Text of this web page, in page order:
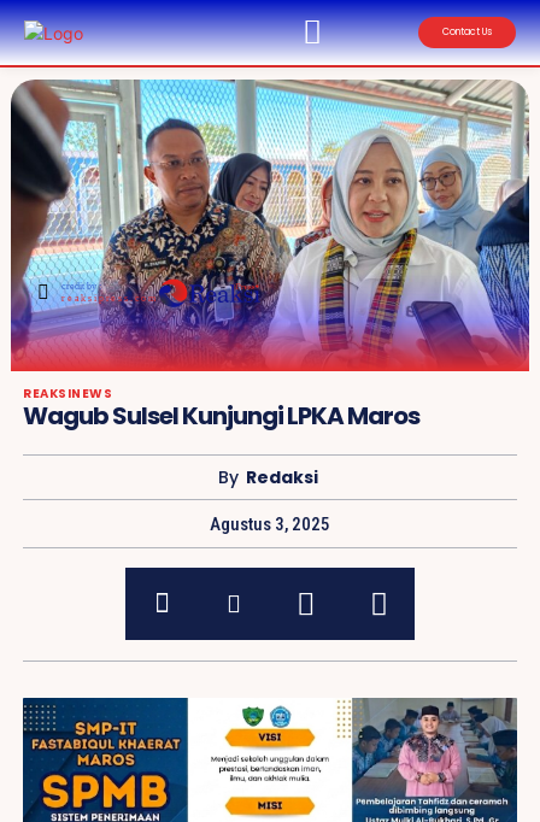
Contact Us
credit by :
reaksipress.com
REAKSINEWS
Wagub Sulsel Kunjungi LPKA Maros
By Redaksi
Agustus 3, 2025